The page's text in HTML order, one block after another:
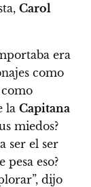
Carol
era
como
la Capitana
miedos?
ser el ser
pesa eso?
dijo